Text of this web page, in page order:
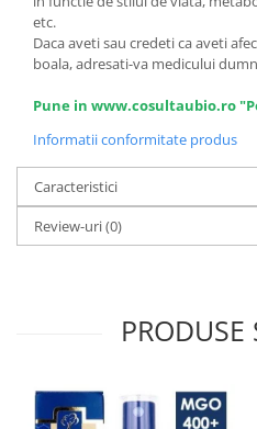
etc.
Daca aveti sau credeti ca aveti
boala, adresati-va medicului
Pune in www.cosultaubio.ro
Informatii conformitate produs
Caracteristici
Review-uri(0)
PRODUSE